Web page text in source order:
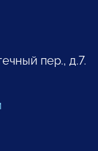
пер., д.7.